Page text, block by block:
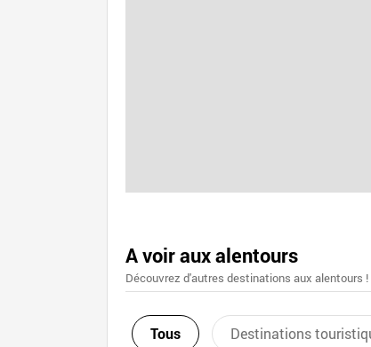
A voir aux alentours
Découvrez d'autres destinations aux alentours
Tous Destinations